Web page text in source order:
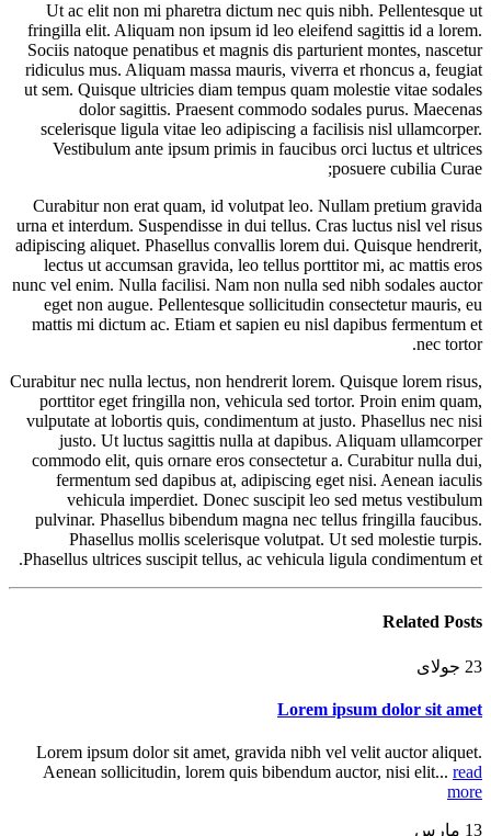
Ut ac elit non mi pharetra dictum nec quis nibh. Pellentesque ut
fringilla elit. Aliquam non ipsum id leo eleifend sagittis id a lorem.
Sociis natoque penatibus et magnis dis parturient montes, nascetur
ridiculus mus. Aliquam massa mauris, viverra et rhoncus a, feugiat
ut sem. Quisque ultricies diam tempus quam molestie vitae sodales
dolor sagittis. Praesent commodo sodales purus. Maecenas
scelerisque ligula vitae leo adipiscing a facilisis nisl ullamcorper.
Vestibulum ante ipsum primis in faucibus orci luctus et ultrices
posuere cubilia Curae;
Curabitur non erat quam, id volutpat leo. Nullam pretium gravida
urna et interdum. Suspendisse in dui tellus. Cras luctus nisl vel risus
adipiscing aliquet. Phasellus convallis lorem dui. Quisque hendrerit,
lectus ut accumsan gravida, leo tellus porttitor mi, ac mattis eros
nunc vel enim. Nulla facilisi. Nam non nulla sed nibh sodales auctor
eget non augue. Pellentesque sollicitudin consectetur mauris, eu
mattis mi dictum ac. Etiam et sapien eu nisl dapibus fermentum et
nec tortor.
Curabitur nec nulla lectus, non hendrerit lorem. Quisque lorem risus,
porttitor eget fringilla non, vehicula sed tortor. Proin enim quam,
vulputate at lobortis quis, condimentum at justo. Phasellus nec nisi
justo. Ut luctus sagittis nulla at dapibus. Aliquam ullamcorper
commodo elit, quis ornare eros consectetur a. Curabitur nulla dui,
fermentum sed dapibus at, adipiscing eget nisi. Aenean iaculis
vehicula imperdiet. Donec suscipit leo sed metus vestibulum
pulvinar. Phasellus bibendum magna nec tellus fringilla faucibus.
Phasellus mollis scelerisque volutpat. Ut sed molestie turpis.
Phasellus ultrices suscipit tellus, ac vehicula ligula condimentum et.
Related Posts
23 جولای
Lorem ipsum dolor sit amet
Lorem ipsum dolor sit amet, gravida nibh vel velit auctor aliquet.
Aenean sollicitudin, lorem quis bibendum auctor, nisi elit... read
more
13 مارس